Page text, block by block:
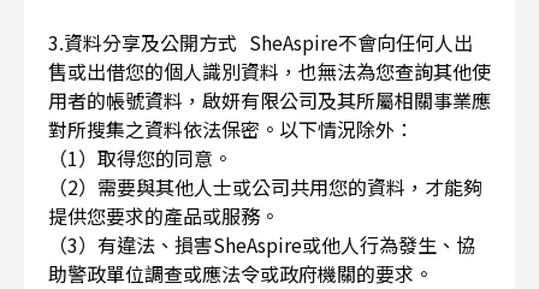
3.資料分享及公開方式 SheAspire不會向任何人出
售或出借您的個人識別資料，也無法為您查詢其他使
用者的帳號資料，啟妍有限公司及其所屬相關事業應
對所搜集之資料依法保密。以下情況除外：
（1）取得您的同意。
（2）需要與其他人士或公司共用您的資料，才能夠
提供您要求的產品或服務。
（3）有違法、損害SheAspire或他人行為發生、協
助警政單位調查或應法令或政府機關的要求。